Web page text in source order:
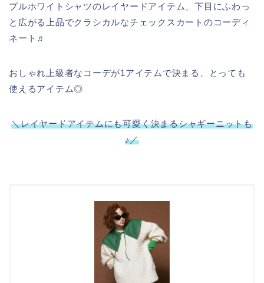
プルホワイトシャツのレイヤードアイテム、下目にふわっ
と広がる上品でクラシカルなチェックスカートのコーディ
ネート♬
おしゃれ上級者なコーデが1アイテムで決まる、とっても
使えるアイテム◎
＼レイヤードアイテムにも可愛く決まるシャギーニットも
♪／